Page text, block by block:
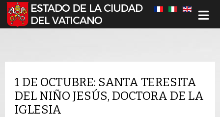
Seleccione su idioma
1 DE OCTUBRE: SANTA TERESITA
DEL NIÑO JESÚS, DOCTORA DE LA
IGLESIA